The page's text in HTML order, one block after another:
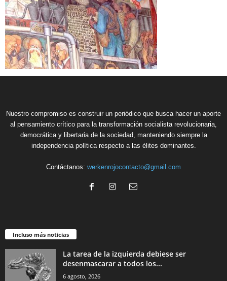
Nuestro compromiso es construir un periódico que busca hacer un aporte
al pensamiento crítico para la transformación socialista revolucionaria,
democrática y libertaria de la sociedad, manteniendo siempre la
independencia política respecto a las élites dominantes.
Contáctanos: werkenrojocontacto@gmail.com
Incluso más noticias
La tarea de la izquierda debiese ser
desenmascarar a todos los...
6 agosto, 2026